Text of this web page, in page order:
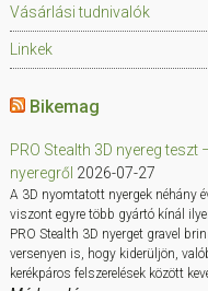
Vásárlási tudnivalók
Linkek
Bikemag
PRO Stealth 3D nyereg
nyeregről 2026-07-27
A 3D nyomtatott nyergek néhány
viszont egyre több gyártó kínál
PRO Stealth 3D nyerget gravel
versenyen is, hogy kiderüljön,
kerékpáros felszerelések között